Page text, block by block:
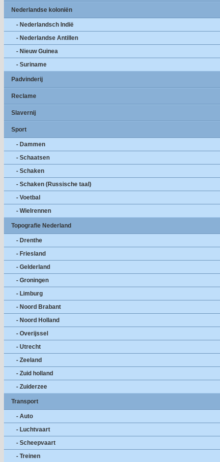
Nederlandse koloniën
- Nederlandsch Indië
- Nederlandse Antillen
- Nieuw Guinea
- Suriname
Padvinderij
Reclame
Slavernij
Sport
- Dammen
- Schaatsen
- Schaken
- Schaken (Russische taal)
- Voetbal
- Wielrennen
Topografie Nederland
- Drenthe
- Friesland
- Gelderland
- Groningen
- Limburg
- Noord Brabant
- Noord Holland
- Overijssel
- Utrecht
- Zeeland
- Zuid holland
- Zuiderzee
Transport
- Auto
- Luchtvaart
- Scheepvaart
- Treinen